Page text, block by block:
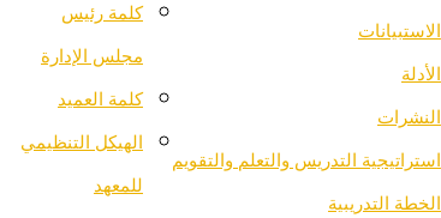
الاستبيانات
الأدلة
النشرات
استراتيجية التدريس والتعلم والتقويم
الخطة التدريبية
كلمة رئيس
مجلس الإدارة
كلمة العميد
الهيكل التنظيمي
للمعهد